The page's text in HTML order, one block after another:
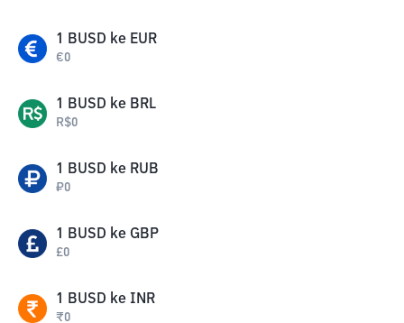
1 BUSD ke EUR
€0
1 BUSD ke BRL
R$0
1 BUSD ke RUB
₽0
1 BUSD ke GBP
£0
1 BUSD ke INR
₹0